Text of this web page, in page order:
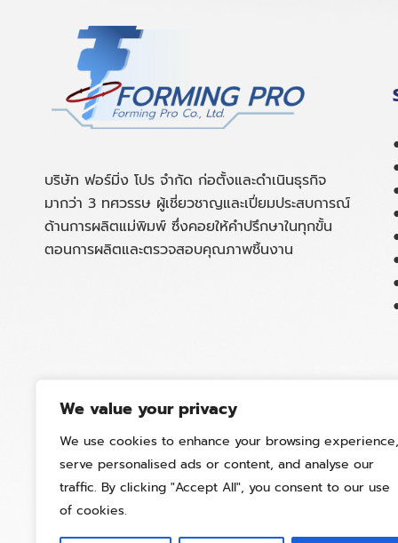
We value your privacy
We use cookies to enhance your browsing experience,
serve personalised ads or content, and analyse our
traffic. By clicking "Accept All", you consent to our use
of cookies.
บริษัท ฟอร์มิ่ง โปร จำกัด ก่อตั้งและดำเนินธุรกิจ
มากว่า 3 ทศวรรษ ผู้เชี่ยวชาญและเปี่ยมประสบการณ์
ด้านการผลิตแม่พิมพ์ ซึ่งคอยให้คำปรึกษาในทุกขั้น
ตอนการผลิตและตรวจสอบคุณภาพชิ้นงาน